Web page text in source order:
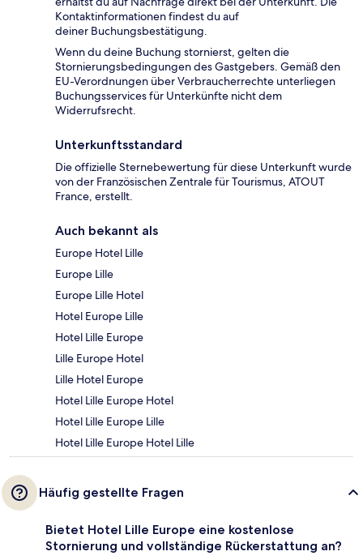
Kontaktinformationen findest du auf
deiner Buchungsbestätigung.
Wenn du deine Buchung stornierst, gelten die
Stornierungsbedingungen des Gastgebers. Gemäß den
EU-Verordnungen über Verbraucherrechte unterliegen
Buchungsservices für Unterkünfte nicht dem
Widerrufsrecht.
Unterkunftsstandard
Die offizielle Sternebewertung für diese Unterkunft wurde
von der Französischen Zentrale für Tourismus, ATOUT
France, erstellt.
Auch bekannt als
Europe Hotel Lille
Europe Lille
Europe Lille Hotel
Hotel Europe Lille
Hotel Lille Europe
Lille Europe Hotel
Lille Hotel Europe
Hotel Lille Europe Hotel
Hotel Lille Europe Lille
Hotel Lille Europe Hotel Lille
Häufig gestellte Fragen
Bietet Hotel Lille Europe eine kostenlose
Stornierung und vollständige Rückerstattung an?